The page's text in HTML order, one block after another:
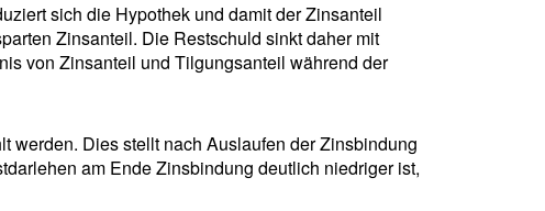
sich die Hypothek und damit der Zinsanteil
Zinsanteil. Die Restschuld sinkt daher mit
von Zinsanteil und Tilgungsanteil während der
werden. Dies stellt nach Auslaufen der Zinsbindung
am Ende Zinsbindung deutlich niedriger ist,